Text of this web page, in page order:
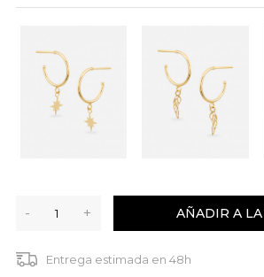
- + AÑADIR A LA
Entrega estimada en 48h